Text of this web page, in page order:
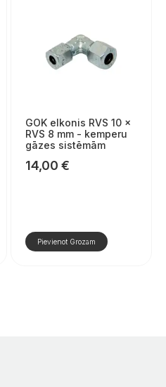
GOK elkonis RVS 10 ×
RVS 8 mm - kemperu
gāzes sistēmām
14,00 €
Pievienot Grozam